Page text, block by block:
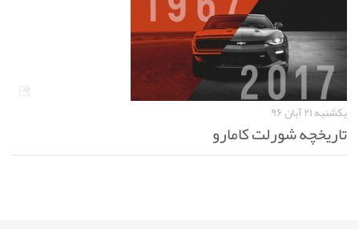
یکشنبه ۲۱ آبان ۹۶
تاریخچه شورلت کامارو